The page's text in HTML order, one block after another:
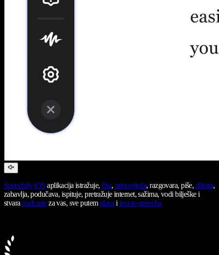
Speechify iOS aplikacija istražuje, čita, pripovijeda, razgovara, piše, diktira,
zabavlja, podučava, ispituje, pretražuje internet, sažima, vodi bilješke i
stvarapodcasteza vas, sve putem glasaitext-to-speecha